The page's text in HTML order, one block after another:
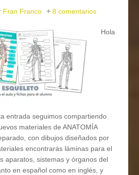
Fran Franco 8 comentarios
Hola
entrada seguimos compartiendo
materiales de ANATOMÍA
con dibujos diseñados por
encontrarás láminas para el
aparatos, sistemas y órganos del
en español como en inglés, y